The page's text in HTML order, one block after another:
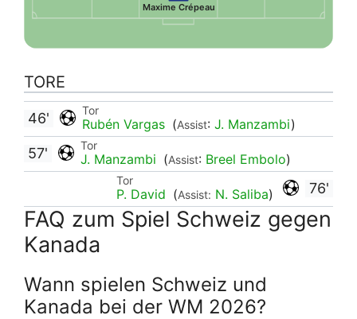
Maxime Crépeau
TORE
Tor
Rubén Vargas (Assist: J. Manzambi)
46'
Tor
J. Manzambi (Assist: Breel Embolo)
57'
76'
Tor
P. David (Assist: N. Saliba)
FAQ zum Spiel Schweiz gegen
Kanada
Wann spielen Schweiz und
Kanada bei der WM 2026?